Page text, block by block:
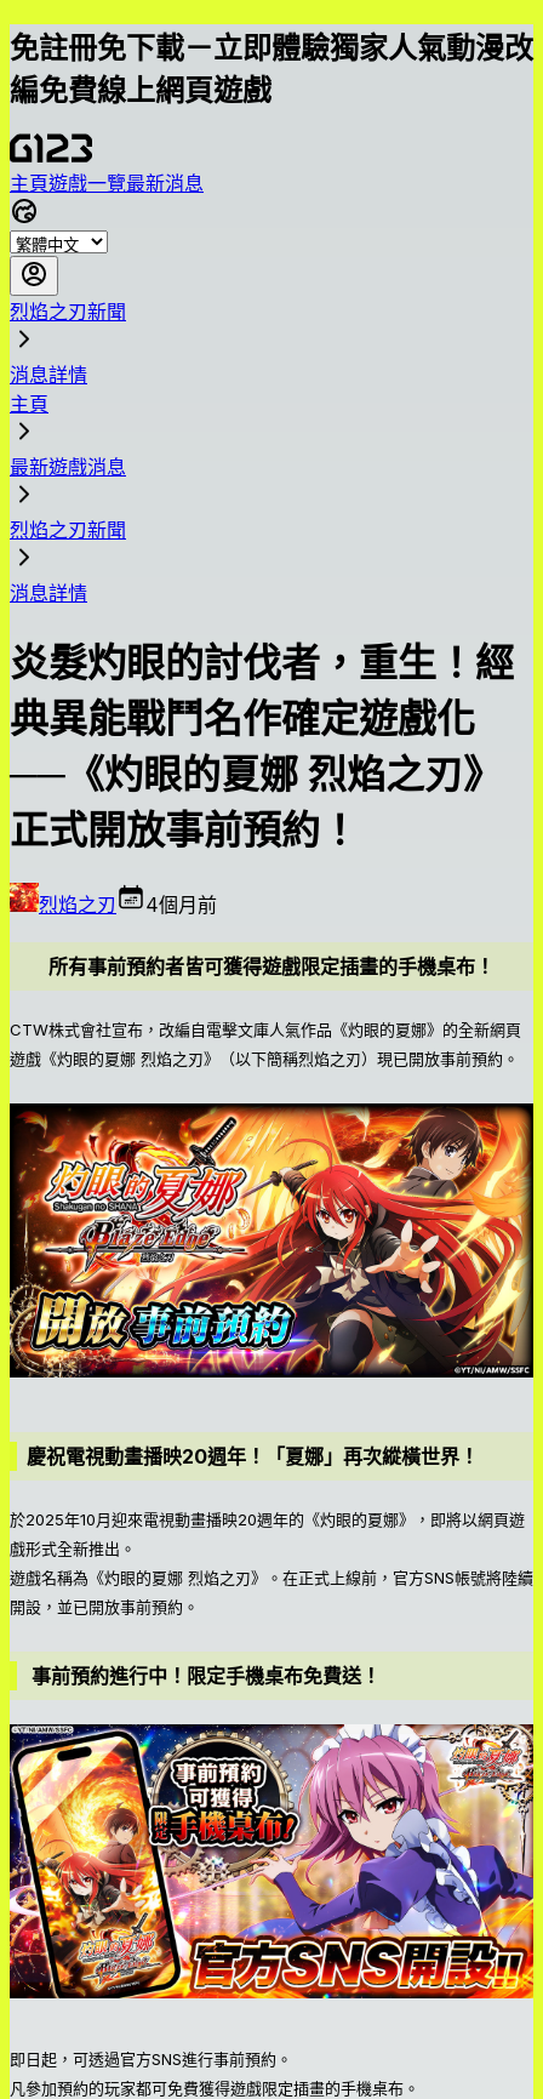
免註冊免下載－立即體驗獨家人氣動漫改
編免費線上網頁遊戲
主頁遊戲一覽最新消息
烈焰之刃新聞
消息詳情
主頁
最新遊戲消息
烈焰之刃新聞
消息詳情
炎髮灼眼的討伐者，重生！經
典異能戰鬥名作確定遊戲化
──《灼眼的夏娜 烈焰之刃》
正式開放事前預約！
烈焰之刃 4個月前
所有事前預約者皆可獲得遊戲限定插畫的手機桌布！
CTW株式會社宣布，改編自電擊文庫人氣作品《灼眼的夏娜》的全新網頁
遊戲《灼眼的夏娜 烈焰之刃》（以下簡稱烈焰之刃）現已開放事前預約。
慶祝電視動畫播映20週年！「夏娜」再次縱橫世界！
於2025年10月迎來電視動畫播映20週年的《灼眼的夏娜》，即將以網頁遊
戲形式全新推出。
遊戲名稱為《灼眼的夏娜 烈焰之刃》。在正式上線前，官方SNS帳號將陸續
開設，並已開放事前預約。
事前預約進行中！限定手機桌布免費送！
即日起，可透過官方SNS進行事前預約。
凡參加預約的玩家都可免費獲得遊戲限定插畫的手機桌布。